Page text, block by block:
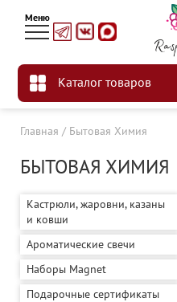
Каталог товаров
Главная / Бытовая Химия
БЫТОВАЯ ХИМИЯ
Кастрюли, жаровни, казаны
и ковши
Ароматические свечи
Наборы Magnet
Подарочные сертификаты